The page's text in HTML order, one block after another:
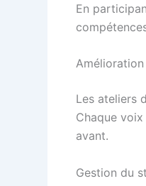
En
Les ateliers
Chaque
avant.
Gestion du